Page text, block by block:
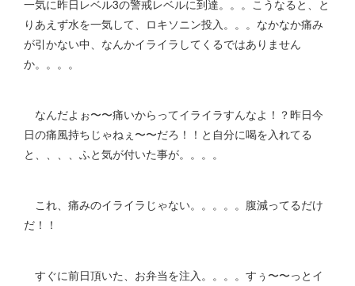
一気に昨日レベル3の警戒レベルに到達。。。こうなると、と
りあえず水を一気して、ロキソニン投入。。。なかなか痛み
が引かない中、なんかイライラしてくるではありません
か。。。。
なんだよぉ〜〜痛いからってイライラすんなよ！？昨日今
日の痛風持ちじゃねぇ〜〜だろ！！と自分に喝を入れてる
と、、、、ふと気が付いた事が。。。。
これ、痛みのイライラじゃない。。。。。腹減ってるだけ
だ！！
すぐに前日頂いた、お弁当を注入。。。。すぅ〜〜っとイ